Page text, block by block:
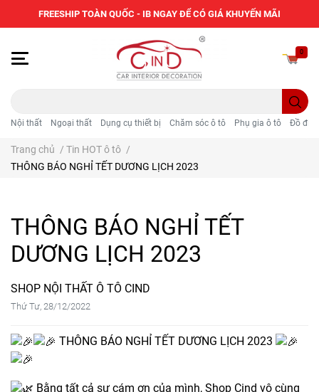
Nội thất Ngoại thất Dụng cụ thiết bị Chăm sóc ô tô Phụ gia ô tô Đồ
0
Trang chủ / Tin HOT ô tô /
THÔNG BÁO NGHỈ TẾT DƯƠNG LỊCH 2023
THÔNG BÁO NGHỈ TẾT
DƯƠNG LỊCH 2023
SHOP NỘI THẤT Ô TÔ CIND
Thứ Tư, 28/12/2022
THÔNG BÁO NGHỈ TẾT DƯƠNG LỊCH 2023
Bằng tất cả sự cám ơn của mình, Shop Cind vô cùng
FREESHIP TOÀN QUỐC - IB NGAY ĐỂ CÓ GIÁ KHUYẾN MÃI